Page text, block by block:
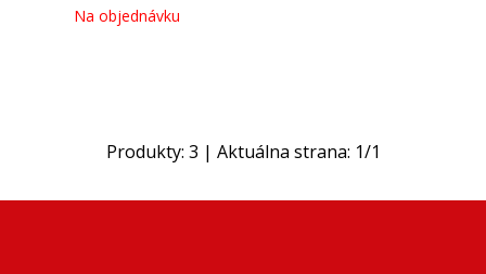
Na objednávku
Produkty: 3 | Aktuálna strana: 1/1